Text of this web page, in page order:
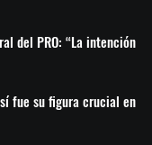
del PRO: “La intención
fue su figura crucial en